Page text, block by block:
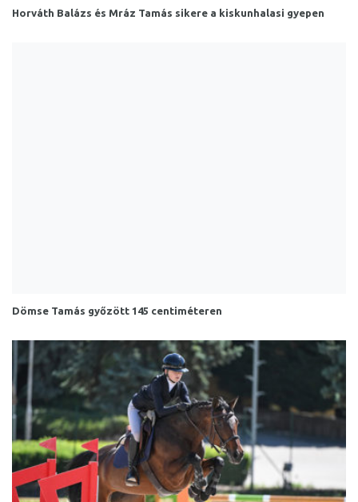
Horváth Balázs és Mráz Tamás sikere a kiskunhalasi gyepen
Dömse Tamás győzött 145 centiméteren